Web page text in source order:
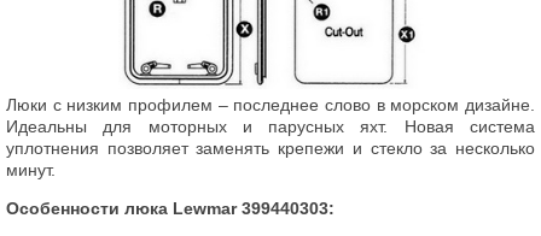
Люки с низким профилем – последнее слово в морском дизайне.
Идеальны для моторных и парусных яхт. Новая система
уплотнения позволяет заменять крепежи и стекло за несколько
минут.
Особенности люка Lewmar 399440303: